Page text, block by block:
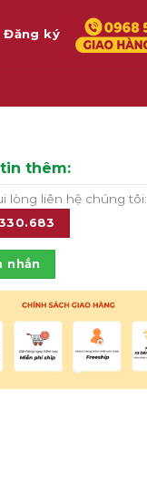
Đăng ký
thêm:
lòng liên hệ chúng tôi:
nhắn